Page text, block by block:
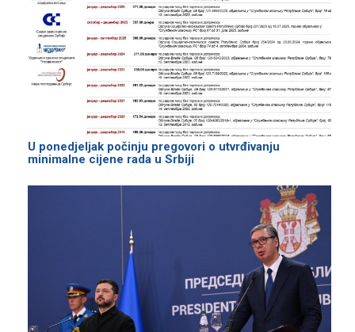
U ponedjeljak počinju pregovori o utvrđivanju
minimalne cijene rada u Srbiji